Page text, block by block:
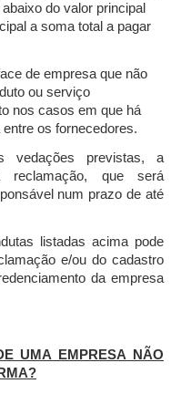
do valor principal
a soma total a pagar
de empresa que não
ou serviço
nos casos em que há
os fornecedores.
vedações previstas, a
reclamação, que será
num prazo de até
listadas acima pode
e/ou do cadastro
da empresa
UMA EMPRESA NÃO